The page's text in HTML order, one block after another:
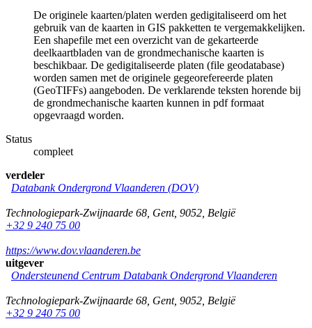
De originele kaarten/platen werden gedigitaliseerd om het
gebruik van de kaarten in GIS pakketten te vergemakkelijken.
Een shapefile met een overzicht van de gekarteerde
deelkaartbladen van de grondmechanische kaarten is
beschikbaar. De gedigitaliseerde platen (file geodatabase)
worden samen met de originele gegeorefereerde platen
(GeoTIFFs) aangeboden. De verklarende teksten horende bij
de grondmechanische kaarten kunnen in pdf formaat
opgevraagd worden.
Status
compleet
verdeler
Databank Ondergrond Vlaanderen (DOV)
Technologiepark-Zwijnaarde 68 Gent, 9052 België
+32 9 240 75 00
https://www.dov.vlaanderen.be
uitgever
Ondersteunend Centrum Databank Ondergrond Vlaanderen
Technologiepark-Zwijnaarde 68 Gent, 9052 België
+32 9 240 75 00